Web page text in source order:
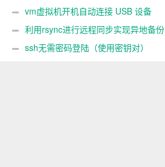
vm虚拟机开机自动连接 USB 设备
利用rsync进行远程同步实现异地备份
ssh无需密码登陆（使用密钥对）